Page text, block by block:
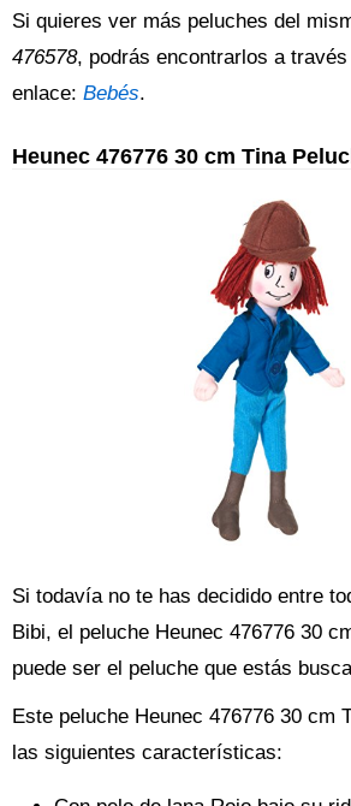
Si quieres ver más peluches del
476578, podrás encontrarlos a
enlace: Bebés.
Heunec 476776 30 cm Tina
Si todavía no te has decidido entre
Bibi, el peluche Heunec 476776 30
puede ser el peluche que estás
Este peluche Heunec 476776 30 cm
las siguientes características: